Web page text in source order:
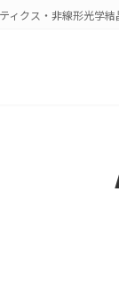
クス・非線形光学